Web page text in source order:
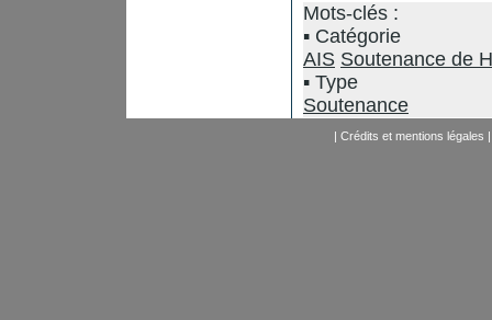
Mots-clés :
Catégorie
AIS Soutenance de
Type
Soutenance
| Crédits et mentions légales